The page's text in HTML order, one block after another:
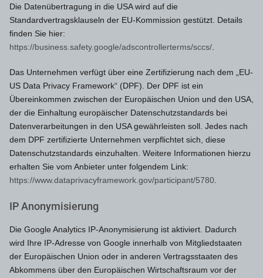
Die Datenübertragung in die USA wird auf die
Standardvertragsklauseln der EU-Kommission gestützt. Details
finden Sie hier:
https://business.safety.google/adscontrollerterms/sccs/
Das Unternehmen verfügt über eine Zertifizierung nach dem „EU-
US Data Privacy Framework“ (DPF). Der DPF ist ein
Übereinkommen zwischen der Europäischen Union und den USA,
der die Einhaltung europäischer Datenschutzstandards bei
Datenverarbeitungen in den USA gewährleisten soll. Jedes nach
dem DPF zertifizierte Unternehmen verpflichtet sich, diese
Datenschutzstandards einzuhalten. Weitere Informationen hierzu
erhalten Sie vom Anbieter unter folgendem Link:
https://www.dataprivacyframework.gov/participant/5780
IP Anonymisierung
Die Google Analytics IP-Anonymisierung ist aktiviert. Dadurch
wird Ihre IP-Adresse von Google innerhalb von Mitgliedstaaten
der Europäischen Union oder in anderen Vertragsstaaten des
Abkommens über den Europäischen Wirtschaftsraum vor der